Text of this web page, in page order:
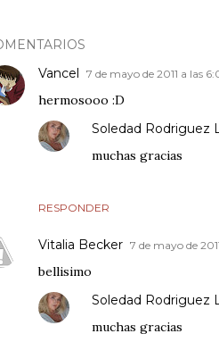
Vancel 7 de mayo de 2011 a las
hermosooo :D
RESPONDER
Soledad Rodriguez
muchas gracias
Vitalia Becker 7 de mayo de
bellisimo
Soledad Rodriguez
muchas gracias